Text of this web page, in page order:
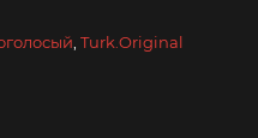
Turk.Original